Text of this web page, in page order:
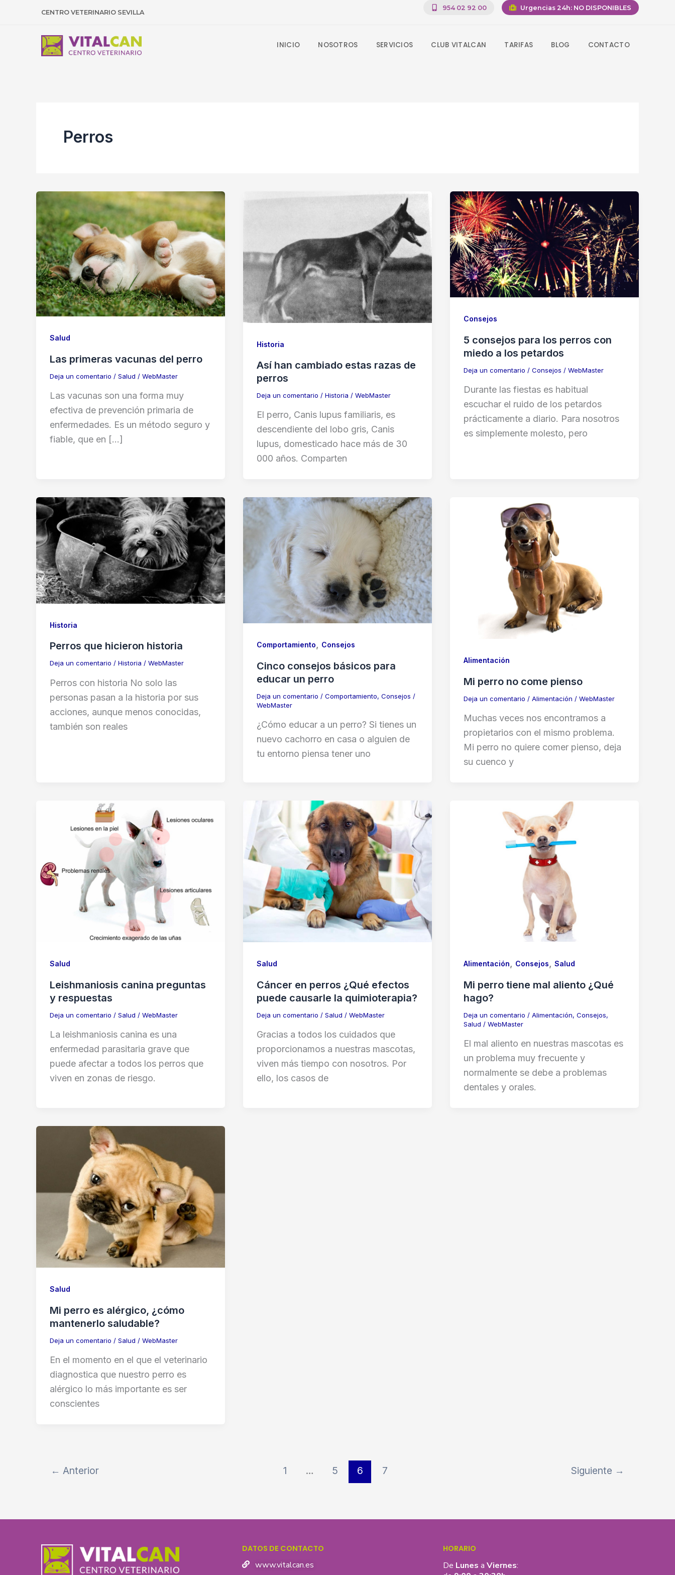
CENTRO VETERINARIO SEVILLA
Urgencias 24h: NO DISPONIBLES
954 02 92 00
INICIO NOSOTROS SERVICIOS CLUB VITALCAN TARIFAS BLOG CONTACTO
Perros
Salud
Las primeras vacunas del perro
Deja un comentario / Salud / WebMaster
Las vacunas son una forma muy
efectiva de prevención primaria de
enfermedades. Es un método seguro y
fiable, que en […]
Historia
Así han cambiado estas razas de
perros
Deja un comentario / Historia / WebMaster
El perro, Canis lupus familiaris, es
descendiente del lobo gris, Canis
lupus, domesticado hace más de 30
000 años. Comparten
Consejos
5 consejos para los perros con
miedo a los petardos
Deja un comentario / Consejos / WebMaster
Durante las fiestas es habitual
escuchar el ruido de los petardos
prácticamente a diario. Para nosotros
es simplemente molesto, pero
Historia
Perros que hicieron historia
Deja un comentario / Historia / WebMaster
Perros con historia No solo las
personas pasan a la historia por sus
acciones, aunque menos conocidas,
también son reales
Comportamiento, Consejos
Cinco consejos básicos para
educar un perro
Deja un comentario / Comportamiento, Consejos /
WebMaster
¿Cómo educar a un perro? Si tienes un
nuevo cachorro en casa o alguien de
tu entorno piensa tener uno
Alimentación
Mi perro no come pienso
Deja un comentario / Alimentación / WebMaster
Muchas veces nos encontramos a
propietarios con el mismo problema.
Mi perro no quiere comer pienso, deja
su cuenco y
Salud
Leishmaniosis canina preguntas
y respuestas
Deja un comentario / Salud / WebMaster
La leishmaniosis canina es una
enfermedad parasitaria grave que
puede afectar a todos los perros que
viven en zonas de riesgo.
Salud
Cáncer en perros ¿Qué efectos
puede causarle la quimioterapia?
Deja un comentario / Salud / WebMaster
Gracias a todos los cuidados que
proporcionamos a nuestras mascotas,
viven más tiempo con nosotros. Por
ello, los casos de
Alimentación, Consejos, Salud
Mi perro tiene mal aliento ¿Qué
hago?
Deja un comentario / Alimentación, Consejos,
Salud / WebMaster
El mal aliento en nuestras mascotas es
un problema muy frecuente y
normalmente se debe a problemas
dentales y orales.
Salud
Mi perro es alérgico, ¿cómo
mantenerlo saludable?
Deja un comentario / Salud / WebMaster
En el momento en el que el veterinario
diagnostica que nuestro perro es
alérgico lo más importante es ser
conscientes
← Anterior 1 … 5 6 7 Siguiente →
DATOS DE CONTACTO
www.vitalcan.es
HORARIO
De Lunes a Viernes: